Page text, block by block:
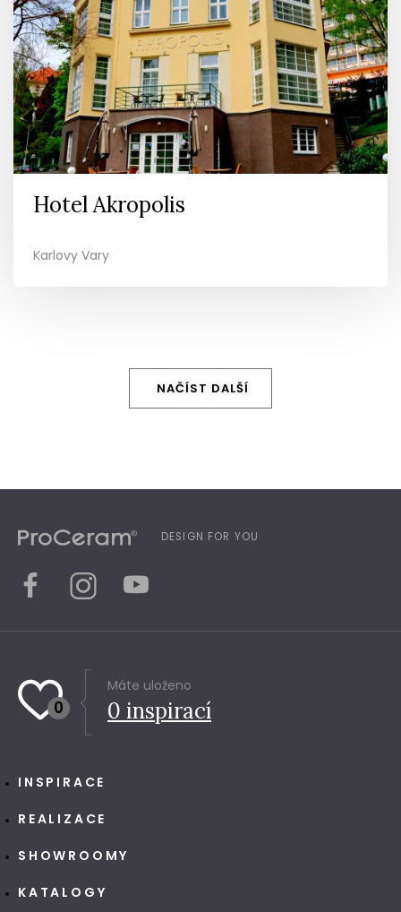
Hotel Akropolis
Karlovy Vary
NAČÍST DALŠÍ
DESIGN FOR YOU
0
Máte uloženo
0 inspirací
INSPIRACE
REALIZACE
SHOWROOMY
KATALOGY